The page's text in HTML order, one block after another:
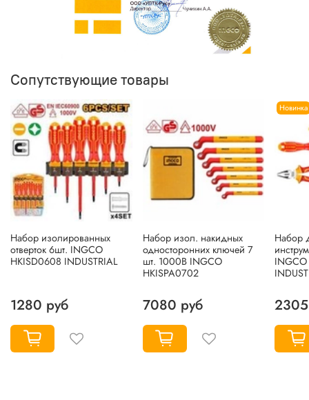
Сопутствующие товары
Набор изолированных
отверток 6шт. INGCO
HKISD0608 INDUSTRIAL
1280 руб
Набор изол. накидных
односторонних ключей 7
шт. 1000В INGCO
HKISPA0702
7080 руб
Новинка
Набор
INGCO